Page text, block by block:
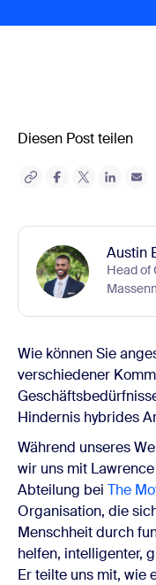
Diesen Post teilen
Austin
Head of
Wie können Sie
verschiedener
Hindernis hybrides
Während unseres
wir uns mit
Abteilung bei The
Organisation, die
Menschheit durch
helfen, intelligenter,
Er teilte uns mit, wie